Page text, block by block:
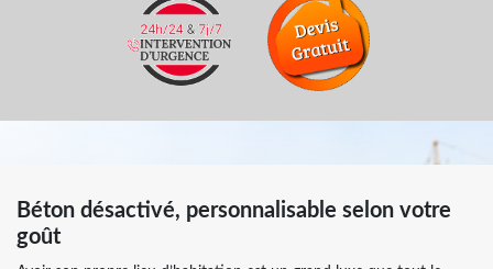
Béton désactivé, personnalisable selon votre
goût